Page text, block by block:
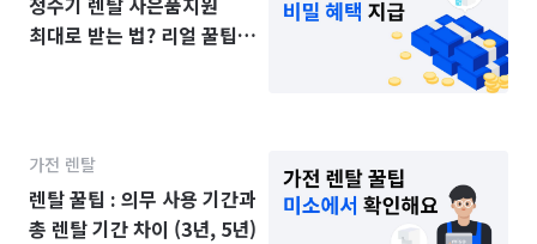
최대로 받는 법? 리얼 꿀팁
가전 렌탈
렌탈 꿀팁 : 의무 사용 기간과
총 렌탈 기간 차이 (3년, 5년)